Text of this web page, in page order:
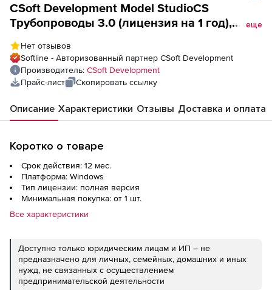
CSoft Development Model StudioCS
Трубопроводы 3.0 (лицензия на 1 год),
еще
Нет отзывов
Softline - Авторизованный партнер CSoft Development
Производитель: CSoft Development
Прайс-лист
Скопировать ссылку
Описание Характеристики Отзывы Доставка и оплата
Коротко о товаре
Срок действия: 12 мес.
Платформа: Windows
Тип лицензии: полная версия
Минимальная покупка: от 1 шт.
Все характеристики
Доступно только юридическим лицам и ИП – не
предназначено для личных, семейных, домашних и иных
нужд, не связанных с осуществлением
предпринимательской деятельности